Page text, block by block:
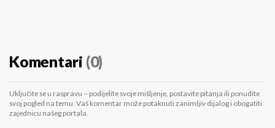
Komentari (0)
Uključite se u raspravu – podijelite svoje mišljenje, postavite pitanja ili ponudite
svoj pogled na temu. Vaš komentar može potaknuti zanimljiv dijalog i obogatiti
zajednicu našeg portala.